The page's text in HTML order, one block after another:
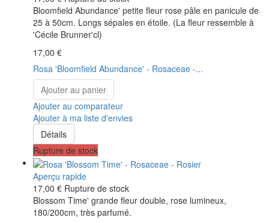
Bloomfield Abundance' petite fleur rose pâle en panicule de
25 à 50cm. Longs sépales en étoile. (La fleur ressemble à
'Cécile Brunner'cl)
17,00 €
Rosa 'Bloomfield Abundance' - Rosaceae -...
Ajouter au panier
Ajouter au comparateur
Ajouter à ma liste d'envies
Détails
Rupture de stock
Aperçu rapide
17,00 € Rupture de stock
Blossom Time' grande fleur double, rose lumineux,
180/200cm, très parfumé.